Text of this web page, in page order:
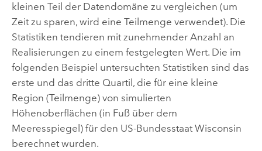
kleinen Teil der Datendomäne zu vergleichen (um
Zeit zu sparen, wird eine Teilmenge verwendet). Die
Statistiken tendieren mit zunehmender Anzahl an
Realisierungen zu einem festgelegten Wert. Die im
folgenden Beispiel untersuchten Statistiken sind das
erste und das dritte Quartil, die für eine kleine
Region (Teilmenge) von simulierten
Höhenoberflächen (in Fuß über dem
Meeresspiegel) für den US-Bundesstaat Wisconsin
berechnet wurden.